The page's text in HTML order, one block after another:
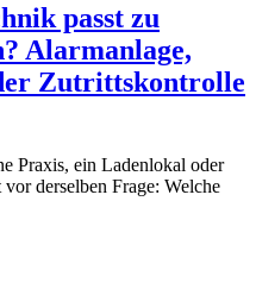
passt zu
Alarmanlage,
Zutrittskontrolle
Praxis, ein Ladenlokal oder
derselben Frage: Welche